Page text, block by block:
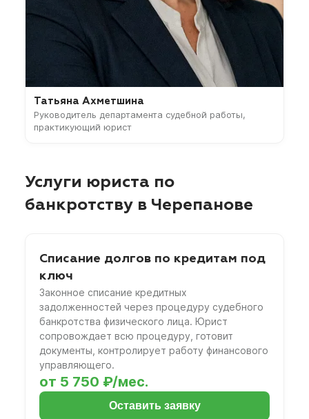
Татьяна Ахметшина
Руководитель департамента судебной работы,
практикующий юрист
Услуги юриста по
банкротству в Черепанове
Списание долгов по кредитам под
ключ
Законное списание кредитных
задолженностей через процедуру судебного
банкротства физического лица. Юрист
сопровождает всю процедуру, готовит
документы, контролирует работу финансового
управляющего.
от 5 750 ₽/мес.
Оставить заявку